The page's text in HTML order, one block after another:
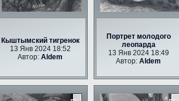
Кыштымский тигренок
13 Янв 2024 18:52
Автор:Aldem
Портрет молодого
леопарда
13 Янв 2024 18:49
Автор:Aldem